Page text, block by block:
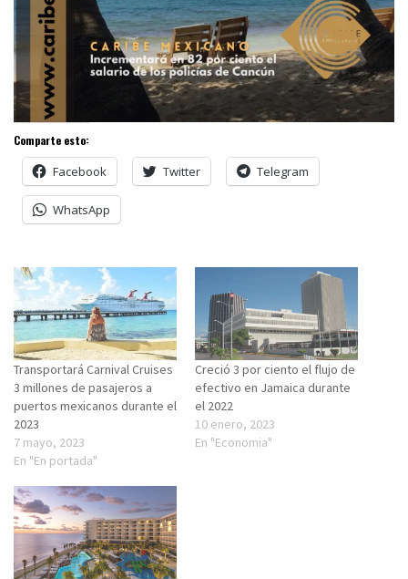
Comparte esto:
Facebook Twitter Telegram
WhatsApp
Transportará Carnival Cruises
3 millones de pasajeros a
puertos mexicanos durante el
2023
7 mayo, 2023
En "En portada"
Creció 3 por ciento el flujo de
efectivo en Jamaica durante
el 2022
10 enero, 2023
En "Economia"